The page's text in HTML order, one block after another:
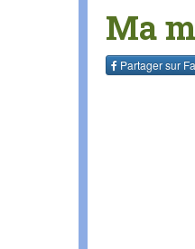
Ma
Partager sur